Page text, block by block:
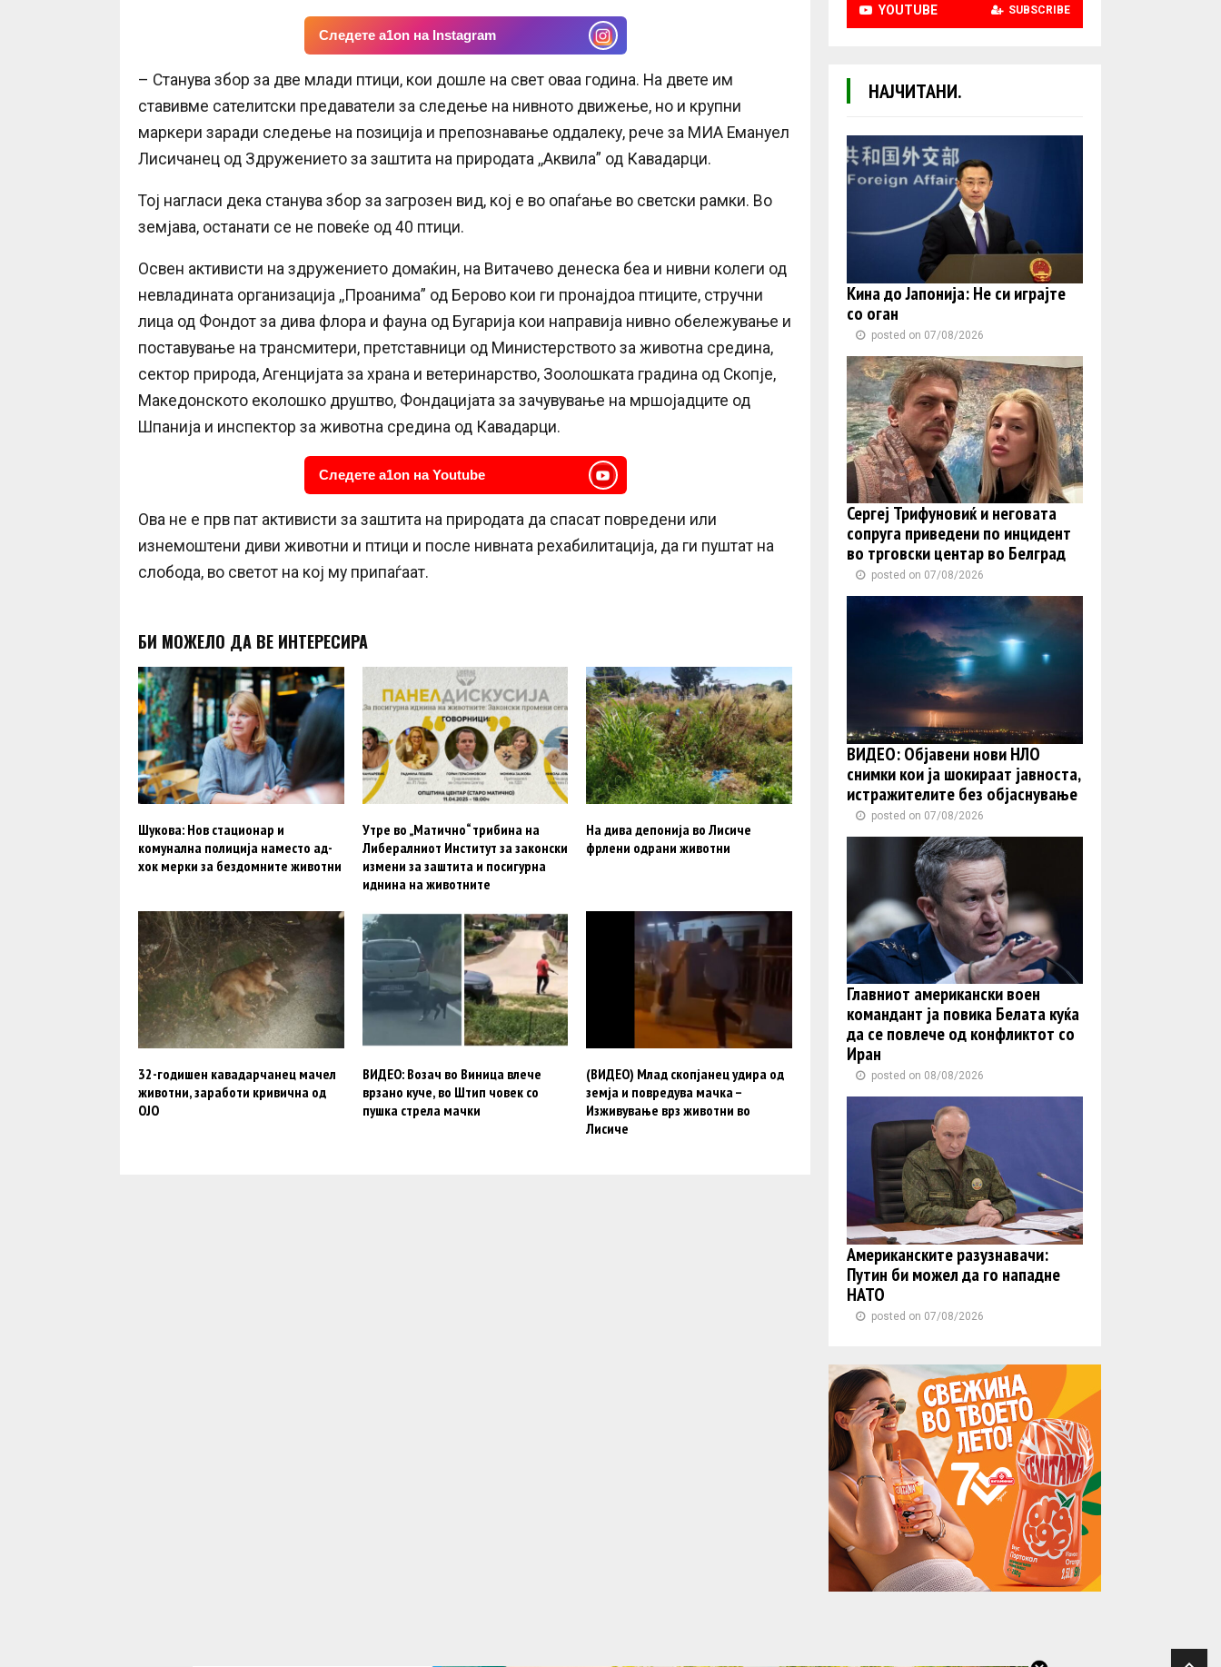
Следете a1on на Instagram
– Станува збор за две млади птици, кои дошле на свет оваа година. На двете им
ставивме сателитски предаватели за следење на нивното движење, но и крупни
маркери заради следење на позиција и препознавање оддалеку, рече за МИА Емануел
Лисичанец од Здружението за заштита на природата ,,Аквила” од Кавадарци.
Тој нагласи дека станува збор за загрозен вид, кој е во опаѓање во светски рамки. Во
земјава, останати се не повеќе од 40 птици.
Освен активисти на здружението домаќин, на Витачево денеска беа и нивни колеги од
невладината организација ,,Проанима” од Берово кои ги пронајдоа птиците, стручни
лица од Фондот за дива флора и фауна од Бугарија кои направија нивно обележување и
поставување на трансмитери, претставници од Министерството за животна средина,
сектор природа, Агенцијата за храна и ветеринарство, Зоолошката градина од Скопје,
Македонското еколошко друштво, Фондацијата за зачувување на мршојадците од
Шпанија и инспектор за животна средина од Кавадарци.
Следете a1on на Youtube
Ова не е прв пат активисти за заштита на природата да спасат повредени или
изнемоштени диви животни и птици и после нивната рехабилитација, да ги пуштат на
слобода, во светот на кој му припаѓаат.
БИ МОЖЕЛО ДА ВЕ ИНТЕРЕСИРА
Шукова: Нов стационар и
комунална полиција наместо ад-
хок мерки за бездомните животни
Утре во „Матично“ трибина на
Либералниот Институт за законски
измени за заштита и посигурна
иднина на животните
На дива депонија во Лисиче
фрлени одрани животни
32-годишен кавадарчанец мачел
животни, заработи кривична од
ОЈО
ВИДЕО: Возач во Виница влече
врзано куче, во Штип човек со
пушка стрела мачки
(ВИДЕО) Млад скопјанец удира од
земја и повредува мачка –
Изживување врз животни во
Лисиче
YOUTUBE SUBSCRIBE
НАЈЧИТАНИ.
Кина до Јапонија: Не си играјте
со оган
posted on 07/08/2026
Сергеј Трифуновиќ и неговата
сопруга приведени по инцидент
во трговски центар во Белград
posted on 07/08/2026
ВИДЕО: Објавени нови НЛО
снимки кои ја шокираат јавноста,
истражителите без објаснување
posted on 07/08/2026
Главниот американски воен
командант ја повика Белата куќа
да се повлече од конфликтот со
Иран
posted on 08/08/2026
Американските разузнавачи:
Путин би можел да го нападне
НАТО
posted on 07/08/2026